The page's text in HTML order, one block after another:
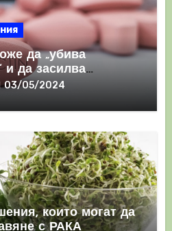
да „убива
и да засилва
03/05/2024
които могат да
с РАКА